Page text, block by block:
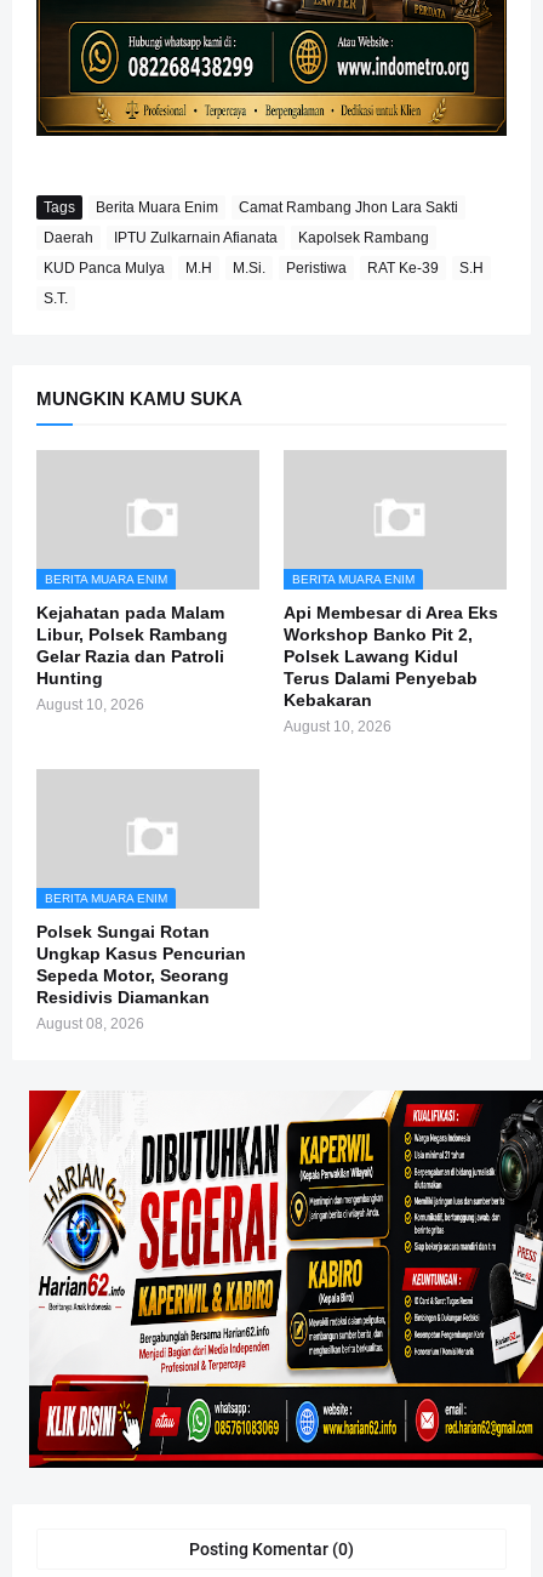
Tags Berita Muara Enim
Camat Rambang Jhon Lara Sakti
Daerah
IPTU Zulkarnain Afianata
Kapolsek Rambang
KUD Panca Mulya
M.H M.Si. Peristiwa RAT Ke-39
S.H
S.T.
MUNGKIN KAMU SUKA
BERITA MUARA ENIM
Kejahatan pada Malam
Libur, Polsek Rambang
Gelar Razia dan Patroli
Hunting
August 10, 2026
BERITA MUARA ENIM
Api Membesar di Area Eks
Workshop Banko Pit 2,
Polsek Lawang Kidul
Terus Dalami Penyebab
Kebakaran
August 10, 2026
BERITA MUARA ENIM
Polsek Sungai Rotan
Ungkap Kasus Pencurian
Sepeda Motor, Seorang
Residivis Diamankan
August 08, 2026
Posting Komentar (0)